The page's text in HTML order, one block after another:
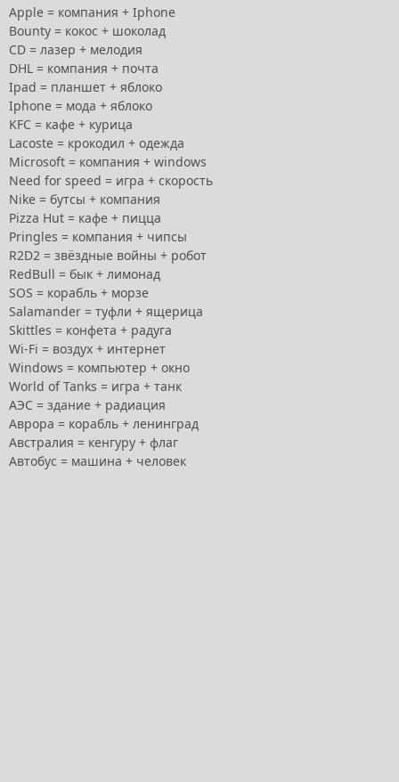
Apple = компания + Iphone
Bounty = кокос + шоколад
CD = лазер + мелодия
DHL = компания + почта
Ipad = планшет + яблоко
Iphone = мода + яблоко
KFC = кафе + курица
Lacoste = крокодил + одежда
Microsoft = компания + windows
Need for speed = игра + скорость
Nike = бутсы + компания
Pizza Hut = кафе + пицца
Pringles = компания + чипсы
R2D2 = звёздные войны + робот
RedBull = бык + лимонад
SOS = корабль + морзе
Salamander = туфли + ящерица
Skittles = конфета + радуга
Wi-Fi = воздух + интернет
Windows = компьютер + окно
World of Tanks = игра + танк
АЭС = здание + радиация
Аврора = корабль + ленинград
Австралия = кенгуру + флаг
Автобус = машина + человек